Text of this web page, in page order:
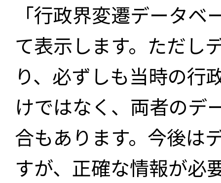
「行政界変遷データ
て表示します。ただし
り、必ずしも当時の行
けではなく、両者のデ
合もあります。今後は
すが、正確な情報が必